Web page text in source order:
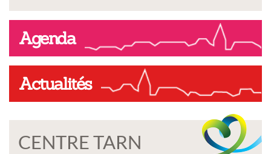
Agenda
Actualités
CENTRE TARN